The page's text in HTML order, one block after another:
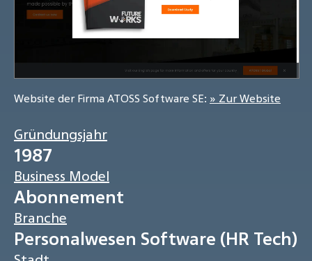
Website der Firma ATOSS Software SE: » Zur Website
Gründungsjahr
1987
Business Model
Abonnement
Branche
Personalwesen Software (HR Tech)